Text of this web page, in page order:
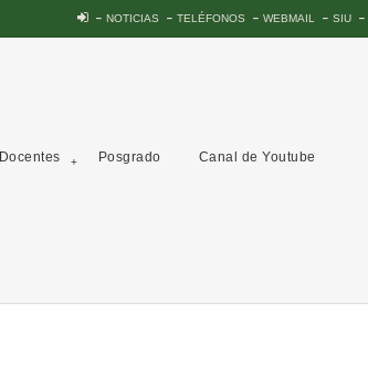
NOTICIAS TELÉFONOS WEBMAIL SIU
Docentes Posgrado Canal de Youtube